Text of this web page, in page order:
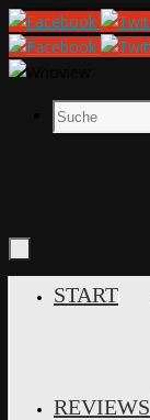
Zum
Inhalt
springen
Suchen
INHALT
START
REVIEWS